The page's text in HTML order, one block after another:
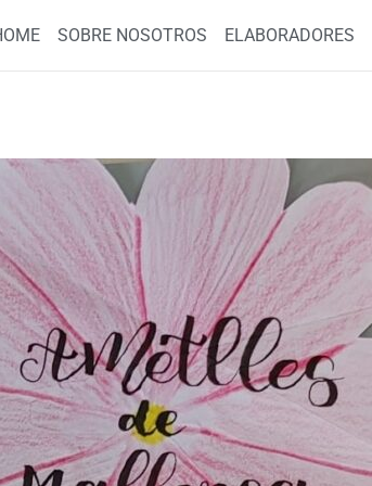
SOBRE NOSOTROS ELABORADORES